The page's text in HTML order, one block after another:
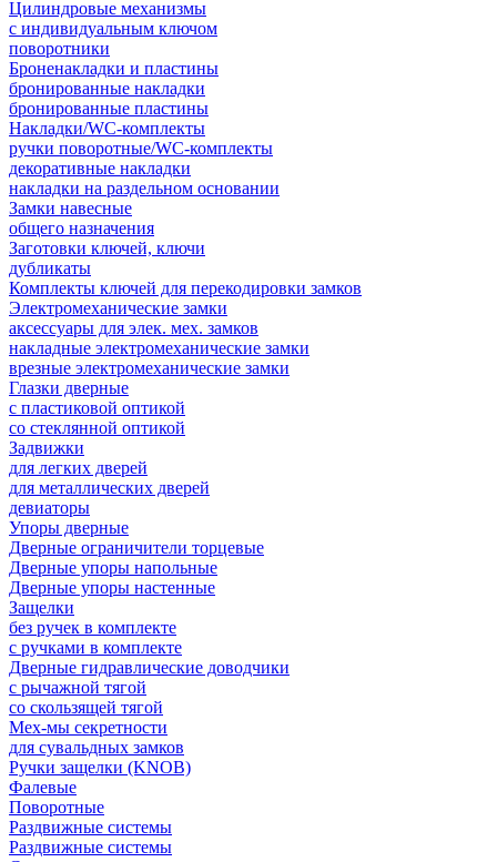
Цилиндровые механизмы
с индивидуальным ключом
поворотники
Броненакладки и пластины
бронированные накладки
бронированные пластины
Накладки/WC-комплекты
ручки поворотные/WC-комплекты
декоративные накладки
накладки на раздельном основании
Замки навесные
общего назначения
Заготовки ключей, ключи
дубликаты
Комплекты ключей для перекодировки замков
Электромеханические замки
аксессуары для элек. мех. замков
накладные электромеханические замки
врезные электромеханические замки
Глазки дверные
с пластиковой оптикой
со стеклянной оптикой
Задвижки
для легких дверей
для металлических дверей
девиаторы
Упоры дверные
Дверные ограничители торцевые
Дверные упоры напольные
Дверные упоры настенные
Защелки
без ручек в комплекте
с ручками в комплекте
Дверные гидравлические доводчики
с рычажной тягой
со скользящей тягой
Мех-мы секретности
для сувальдных замков
Ручки защелки (KNOB)
Фалевые
Поворотные
Раздвижные системы
Раздвижные системы